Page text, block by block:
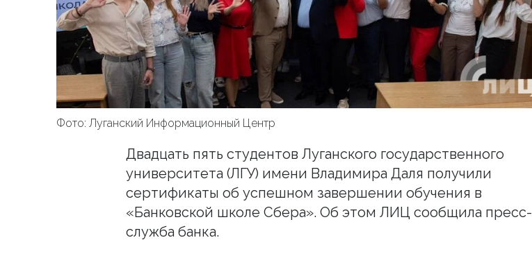
Фото: Луганский Информационный Центр
Двадцать пять студентов Луганского государственного
университета (ЛГУ) имени Владимира Даля получили
сертификаты об успешном завершении обучения в
«Банковской школе Сбера». Об этом ЛИЦ сообщила пресс-
служба банка.